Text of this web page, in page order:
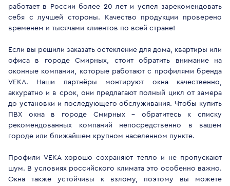
работает в России более 20 лет и успел зарекомендовать
себя с лучшей стороны. Качество продукции проверено
временем и тысячами клиентов по всей стране!
Если вы решили заказать остекление для дома, квартиры или
офиса в городе Смирных, стоит обратить внимание на
оконные компании, которые работают с профилями бренда
VEKA. Наши партнёры монтируют окна качественно,
аккуратно и в срок, они предлагают полный цикл от замера
до установки и последующего обслуживания. Чтобы купить
ПВХ окна в городе Смирных - обратитесь к списку
рекомендованных компаний непосредственно в вашем
городе или ближайшем крупном населенном пункте.
Профили VEKA хорошо сохраняют тепло и не пропускают
шум. В условиях российского климата это особенно важно.
Окна также устойчивы к взлому, поэтому вы можете